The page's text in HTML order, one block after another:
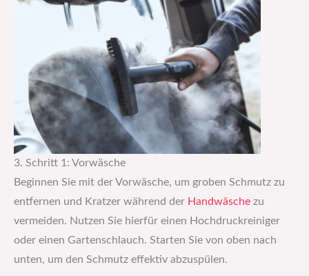
3. Schritt 1: Vorwäsche
Beginnen Sie mit der Vorwäsche, um groben Schmutz zu
entfernen und Kratzer während der Handwäsche zu
vermeiden. Nutzen Sie hierfür einen Hochdruckreiniger
oder einen Gartenschlauch. Starten Sie von oben nach
unten, um den Schmutz effektiv abzuspülen.